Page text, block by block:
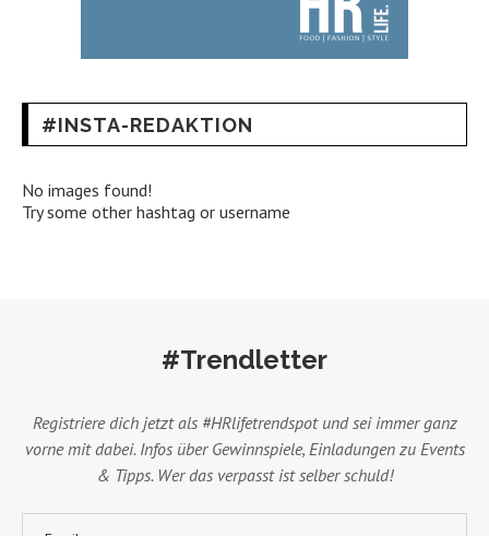
#INSTA-REDAKTION
No images found!
Try some other hashtag or username
#Trendletter
Registriere dich jetzt als #HRlifetrendspot und sei immer ganz
vorne mit dabei. Infos über Gewinnspiele, Einladungen zu Events
& Tipps. Wer das verpasst ist selber schuld!